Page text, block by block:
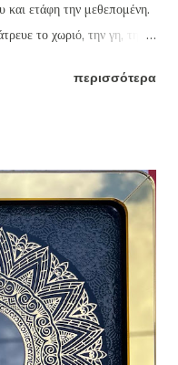
ετάφη την μεθεπομένη.
το χωριό, την γη, την
τέτοιες μέρες, εδώ
το λάδι, τόσο το
που θα είναι εξαιρετικό,
οικολογικό, μέσα σε
έχουμε σε ζυγαριά
το 1 λίτρο λάδι δεν
! για κάθε κιλό
περισσότερα